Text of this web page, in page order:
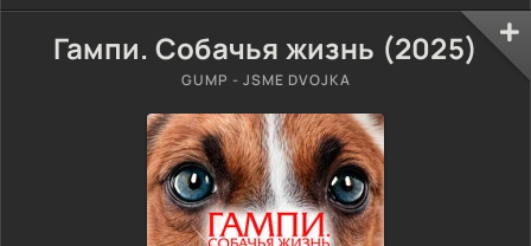
Гампи. Собачья жизнь (2025)
GUMP - JSME DVOJKA